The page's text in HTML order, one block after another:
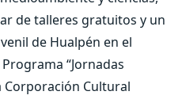
de talleres gratuitos y un
de Hualpén en el
“Jornadas
Corporación Cultural